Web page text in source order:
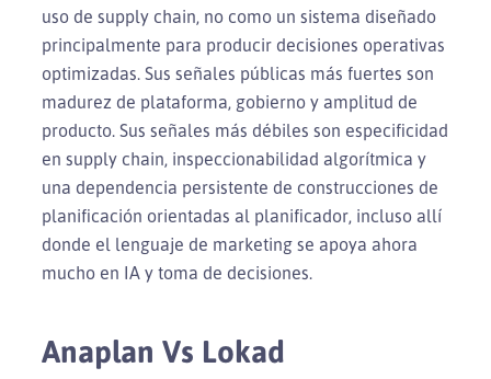
uso de supply chain, no como un sistema diseñado
principalmente para producir decisiones operativas
optimizadas. Sus señales públicas más fuertes son
madurez de plataforma, gobierno y amplitud de
producto. Sus señales más débiles son especificidad
en supply chain, inspeccionabilidad algorítmica y
una dependencia persistente de construcciones de
planificación orientadas al planificador, incluso allí
donde el lenguaje de marketing se apoya ahora
mucho en IA y toma de decisiones.
Anaplan Vs Lokad